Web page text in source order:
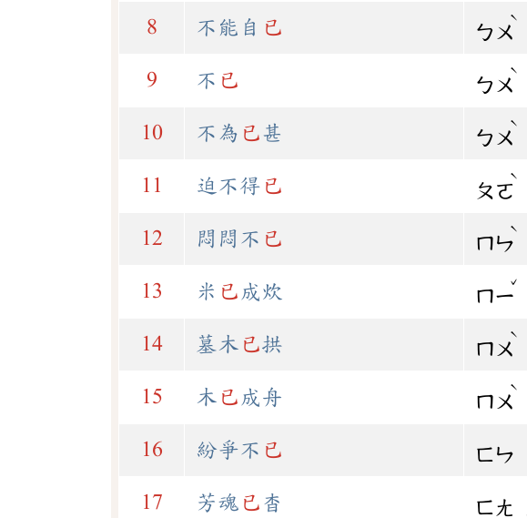
8 不能自 已 ㄅㄨ
ˋ
9 不 已 ㄅㄨ
ˋ
10 不為 已甚 ㄅㄨ
ˋ
11 迫不得 已 ㄆㄛ
ˋ
12 悶悶不 已 ㄇㄣ
ˋ
13 米 已 成炊 ㄇㄧ
ˇ
14 墓木 已拱 ㄇㄨ
ˋ
15 木 已 成舟 ㄇㄨ
ˋ
16 紛爭不 已 ㄈㄣ
17 芳魂 已 杳 ㄈㄤ